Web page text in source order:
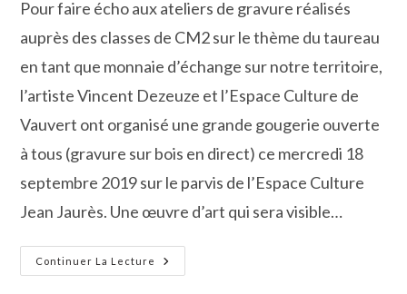
publication :
Pour faire écho aux ateliers de gravure réalisés
auprès des classes de CM2 sur le thème du taureau
en tant que monnaie d’échange sur notre territoire,
l’artiste Vincent Dezeuze et l’Espace Culture de
Vauvert ont organisé une grande gougerie ouverte
à tous (gravure sur bois en direct) ce mercredi 18
septembre 2019 sur le parvis de l’Espace Culture
Jean Jaurès. Une œuvre d’art qui sera visible…
Continuer La Lecture
La
Grande